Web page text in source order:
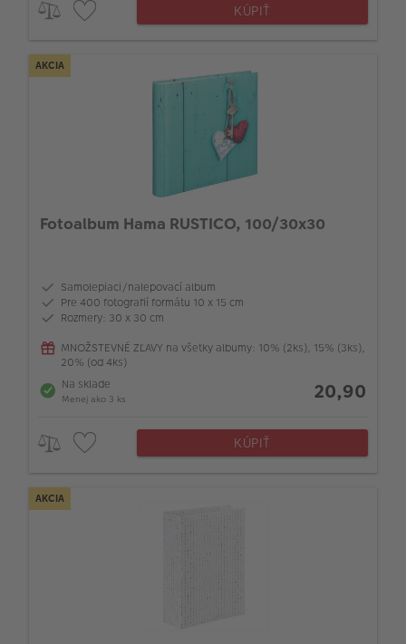
KÚPIŤ
AKCIA
Fotoalbum Hama RUSTICO, 100/30x30
Samolepiaci/nalepovací album
Pre 400 fotografií formátu 10 x 15 cm
Rozmery: 30 x 30 cm
MNOŽSTEVNÉ ZĽAVY na všetky albumy: 10% (2ks), 15% (3ks),
20% (od 4ks)
Na sklade
Menej ako 3 ks 20,90
KÚPIŤ
AKCIA